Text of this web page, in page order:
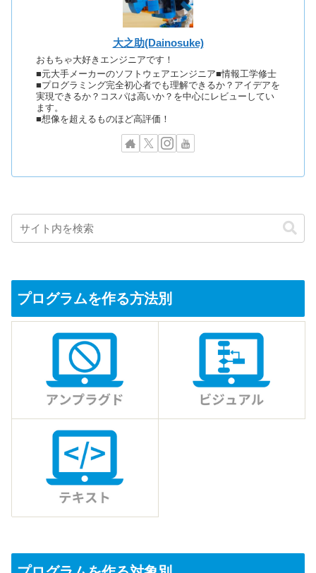
大之助(Dainosuke)
おもちゃ大好きエンジニアです！
■元大手メーカーのソフトウェアエンジニア■情報工学修士
■プログラミング完全初心者でも理解できるか？アイデアを
実現できるか？コスパは高いか？を中心にレビューしてい
ます。
■想像を超えるものほど高評価！
プログラムを作る方法別